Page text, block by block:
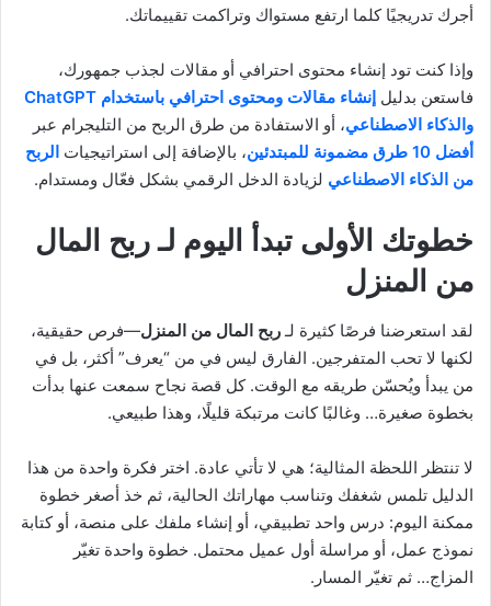
أجرك تدريجيًا كلما ارتفع مستواك وتراكمت تقييماتك.
وإذا كنت تود إنشاء محتوى احترافي أو مقالات لجذب جمهورك،
فاستعن بدليل
إنشاء مقالات ومحتوى احترافي باستخدام ChatGPT
والذكاء الاصطناعي، أو الاستفادة من طرق الربح من التليجرام عبر
أفضل 10 طرق مضمونة للمبتدئين
، بالإضافة إلى استراتيجيات الربح
من الذكاء الاصطناعي لزيادة الدخل الرقمي بشكل فعّال ومستدام.
خطوتك الأولى تبدأ اليوم لـ ربح المال
من المنزل
لقد استعرضنا فرصًا كثيرة لـربح المال من المنزل—فرص حقيقية،
لكنها لا تحب المتفرجين. الفارق ليس في من “يعرف” أكثر، بل في
من يبدأ ويُحسّن طريقه مع الوقت. كل قصة نجاح سمعت عنها بدأت
بخطوة صغيرة… وغالبًا كانت مرتبكة قليلًا، وهذا طبيعي.
لا تنتظر اللحظة المثالية؛ هي لا تأتي عادة. اختر فكرة واحدة من هذا
الدليل تلمس شغفك وتناسب مهاراتك الحالية، ثم خذ أصغر خطوة
ممكنة اليوم: درس واحد تطبيقي، أو إنشاء ملفك على منصة، أو كتابة
نموذج عمل، أو مراسلة أول عميل محتمل. خطوة واحدة تغيّر
المزاج… ثم تغيّر المسار.